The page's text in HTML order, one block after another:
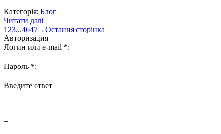
Категорія: Блог
Читати далі
1 23...4647→Остання сторінка
Авторизация
Логин или e-mail *:
Пароль *:
Введите ответ
+
=